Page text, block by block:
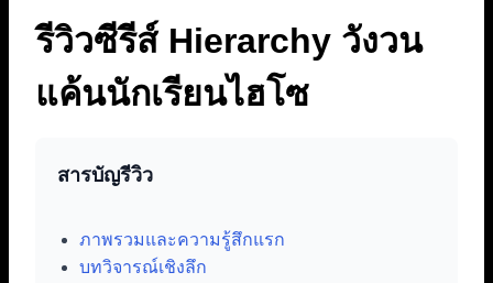
รีวิวซีรีส์ Hierarchy วังวน
แค้นนักเรียนไฮโซ
สารบัญรีวิว
ภาพรวมและความรู้สึกแรก
บทวิจารณ์เชิงลึก